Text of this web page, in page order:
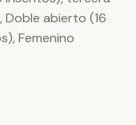
abierto (16
Femenino